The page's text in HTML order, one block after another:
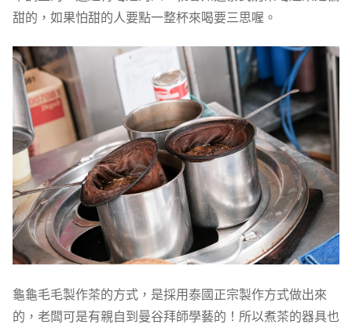
甜的，如果怕甜的人要點一整杯來喝要三思喔。
龜龜毛毛製作茶的方式，是採用泰國正宗製作方式做出來
的，老闆可是有親自到曼谷拜師學藝的！所以煮茶的器具也